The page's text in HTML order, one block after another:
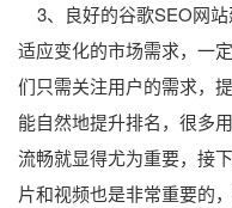
3、良好的谷歌SEO网
适应变化的市场需求，一
们只需关注用户的需求，
能自然地提升排名，很多
流畅就显得尤为重要，接
片和视频也是非常重要的